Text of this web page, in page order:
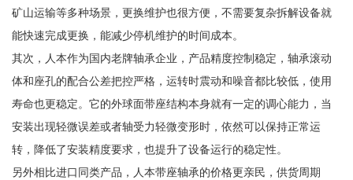
矿山运输等多种场景，更换维护也很方便，不需要复杂拆解设备就
能快速完成更换，能减少停机维护的时间成本。
其次，人本作为国内老牌轴承企业，产品精度控制稳定，轴承滚动
体和座孔的配合公差把控严格，运转时震动和噪音都比较低，使用
寿命也更稳定。它的外球面带座结构本身就有一定的调心能力，当
安装出现轻微误差或者轴受力轻微变形时，依然可以保持正常运
转，降低了安装精度要求，也提升了设备运行的稳定性。
另外相比进口同类产品，人本带座轴承的价格更亲民，供货周期